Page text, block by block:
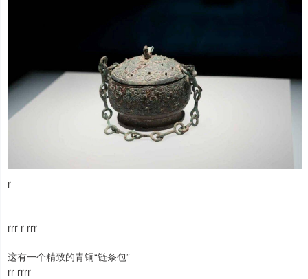
r
rrr r rrr
这有一个精致的青铜“链条包”
rr rrrr